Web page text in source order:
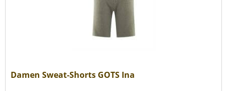
Damen Sweat-Shorts GOTS Ina